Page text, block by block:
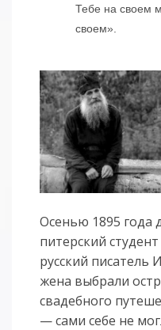
Тебе на своем
своем».
Осенью 1895 года
питерский
русский писатель
жена выбрали
свадебного
— сами себе не